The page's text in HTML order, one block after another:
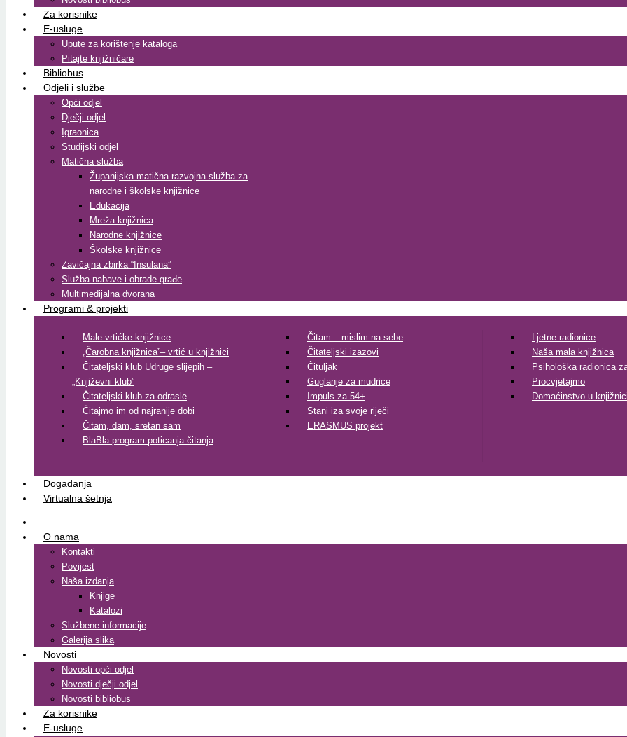
Za korisnike
E-usluge
Upute za korištenje kataloga
Pitajte knjižničare
Bibliobus
Odjeli i službe
Opći odjel
Dječji odjel
Igraonica
Studijski odjel
Matična služba
Županijska matična razvojna služba za
narodne i školske knjižnice
Edukacija
Mreža knjižnica
Narodne knjižnice
Školske knjižnice
Zavičajna zbirka “Insulana”
Služba nabave i obrade građe
Multimedijalna dvorana
Programi & projekti
Male vrtićke knjižnice
„Čarobna knjižnica”– vrtić u knjižnici
Čitateljski klub Udruge slijepih –
„Književni klub”
Čitateljski klub za odrasle
Čitajmo im od najranije dobi
Čitam, dam, sretan sam
BlaBla program poticanja čitanja
Čitam – mislim na sebe
Čitateljski izazovi
Čituljak
Guglanje za mudrice
Impuls za 54+
Stani iza svoje riječi
ERASMUS projekt
Ljetne radionice
Naša mala knjižnica
Psihološka radionica
Procvjetajmo
Domaćinstvo u
Događanja
Virtualna šetnja
O nama
Kontakti
Povijest
Naša izdanja
Knjige
Katalozi
Službene informacije
Galerija slika
Novosti
Novosti opći odjel
Novosti dječji odjel
Novosti bibliobus
Za korisnike
E-usluge